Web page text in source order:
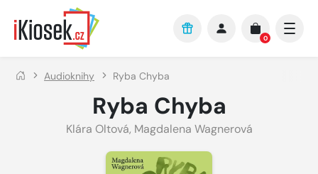
Přejít na hlavní obsah
0
Audioknihy Ryba Chyba
Ryba Chyba
Klára Oltová, Magdalena Wagnerová